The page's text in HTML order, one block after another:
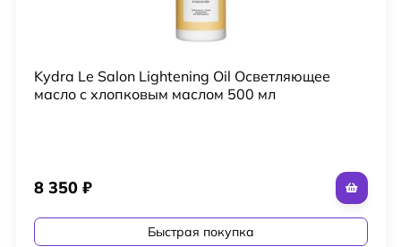
Kydra Le Salon Lightening Oil Осветляющее
масло с хлопковым маслом 500 мл
8 350 ₽
Быстрая покупка